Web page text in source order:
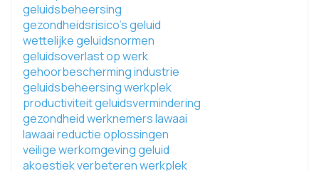
geluidsbeheersing
gezondheidsrisico's geluid
wettelijke geluidsnormen
geluidsoverlast op werk
gehoorbescherming industrie
geluidsbeheersing werkplek
productiviteit geluidsvermindering
gezondheid werknemers lawaai
lawaai reductie oplossingen
veilige werkomgeving geluid
akoestiek verbeteren werkplek